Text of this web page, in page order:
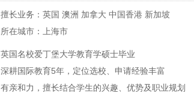
擅长业务：英国 澳洲 加拿大 中国香港 新加坡
所在城市：上海市
英国名校爱丁堡大学教育学硕士毕业
深耕国际教育5年，定位选校、申请经验丰富
有亲和力，擅长结合学生的兴趣、优势及职业规划